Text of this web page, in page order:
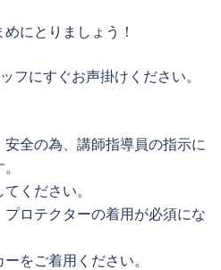
にとりましょう！
フにすぐお声掛けください。
安全の為、講師指導員の指示に
ください。
プロテクターの着用が必須にな
をご着用ください。